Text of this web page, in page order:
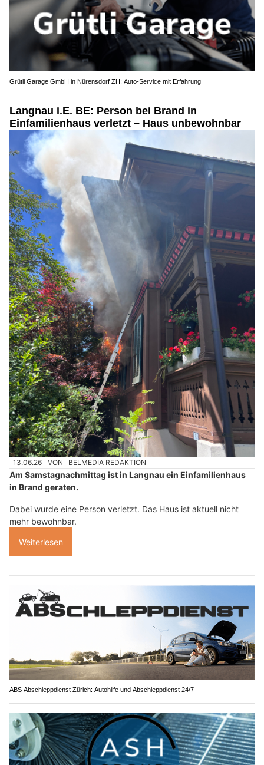
Grütli Garage GmbH in Nürensdorf ZH: Auto-Service mit Erfahrung
Langnau i.E. BE: Person bei Brand in
Einfamilienhaus verletzt – Haus unbewohnbar
13.06.26 VON BELMEDIA REDAKTION
Am Samstagnachmittag ist in Langnau ein Einfamilienhaus
in Brand geraten.
Dabei wurde eine Person verletzt. Das Haus ist aktuell nicht
mehr bewohnbar.
Weiterlesen
ABS Abschleppdienst Zürich: Autohilfe und Abschleppdienst 24/7